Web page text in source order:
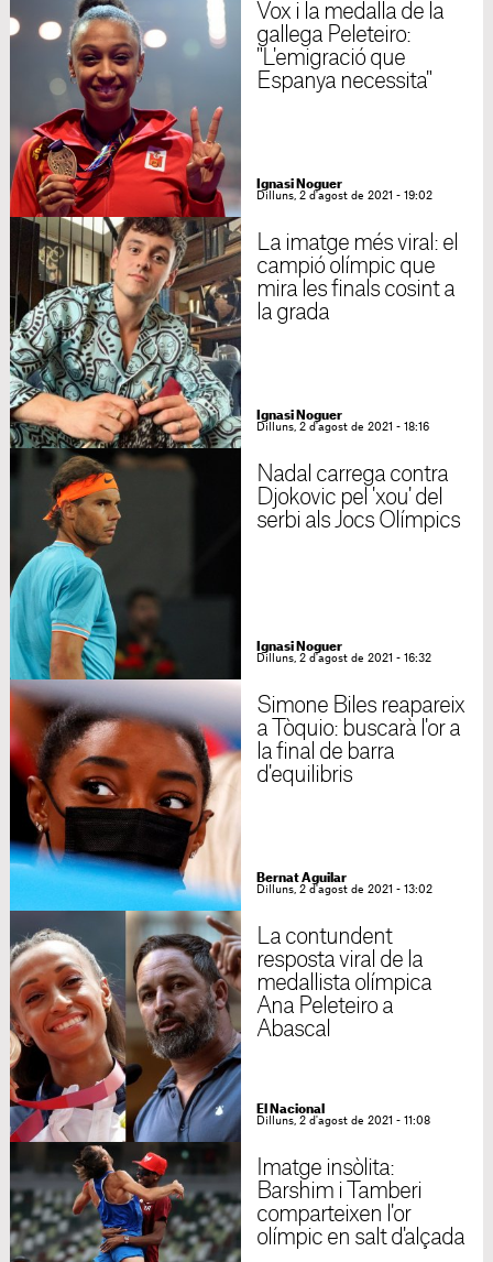
Vox i la medalla de la
gallega Peleteiro:
"L'emigració que
Espanya necessita"
Ignasi Noguer
Dilluns, 2 d'agost de 2021 - 19:02
La imatge més viral: el
campió olímpic que
mira les finals cosint a
la grada
Ignasi Noguer
Dilluns, 2 d'agost de 2021 - 18:16
Nadal carrega contra
Djokovic pel 'xou' del
serbi als Jocs Olímpics
Ignasi Noguer
Dilluns, 2 d'agost de 2021 - 16:32
Simone Biles reapareix
a Tòquio: buscarà l'or a
la final de barra
d'equilibris
Bernat Aguilar
Dilluns, 2 d'agost de 2021 - 13:02
La contundent
resposta viral de la
medallista olímpica
Ana Peleteiro a
Abascal
El Nacional
Dilluns, 2 d'agost de 2021 - 11:08
Imatge insòlita:
Barshim i Tamberi
comparteixen l'or
olímpic en salt d'alçada